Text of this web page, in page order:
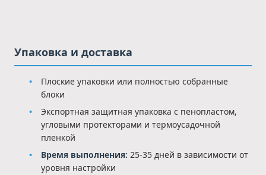
Упаковка и доставка
Плоские упаковки или полностью собранные
блоки
Экспортная защитная упаковка с пенопластом,
угловыми протекторами и термоусадочной
пленкой
Время выполнения: 25-35 дней в зависимости от
уровня настройки